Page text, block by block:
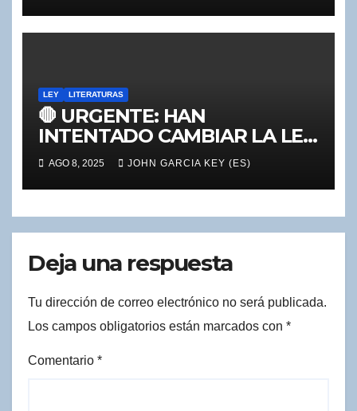
LEY LITERATURAS
🛑 URGENTE: HAN
INTENTADO CAMBIAR LA LEY
DE DIOS
AGO 8, 2025 JOHN GARCIA KEY (ES)
Deja una respuesta
Tu dirección de correo electrónico no será publicada.
Los campos obligatorios están marcados con *
Comentario *